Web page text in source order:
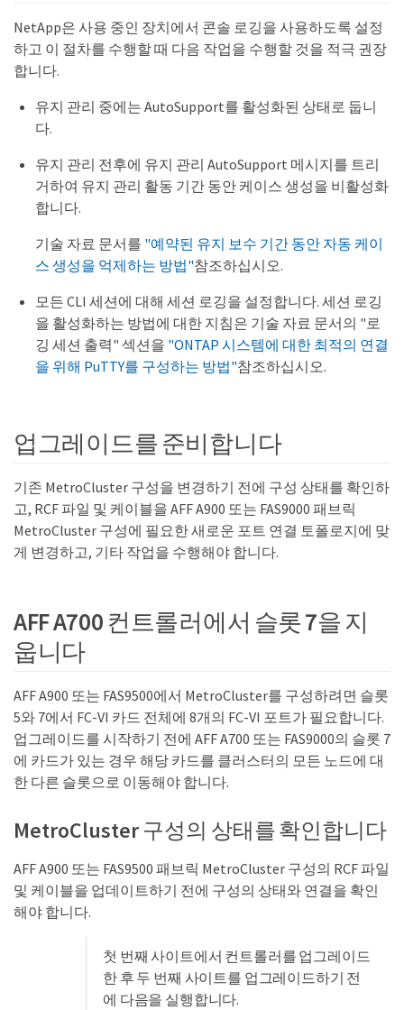
NetApp은 사용 중인 장치에서 콘솔 로깅을 사용하도록 설정
하고 이 절차를 수행할 때 다음 작업을 수행할 것을 적극 권장
합니다.
유지 관리 중에는 AutoSupport를 활성화된 상태로 둡니
다.
유지 관리 전후에 유지 관리 AutoSupport 메시지를 트리
거하여 유지 관리 활동 기간 동안 케이스 생성을 비활성화
합니다.
기술 자료 문서를 "예약된 유지 보수 기간 동안 자동 케이
스 생성을 억제하는 방법"참조하십시오.
모든 CLI 세션에 대해 세션 로깅을 설정합니다. 세션 로깅
을 활성화하는 방법에 대한 지침은 기술 자료 문서의 "로
깅 세션 출력" 섹션을 "ONTAP 시스템에 대한 최적의 연결
을 위해 PuTTY를 구성하는 방법"참조하십시오.
업그레이드를 준비합니다
기존 MetroCluster 구성을 변경하기 전에 구성 상태를 확인하
고, RCF 파일 및 케이블을 AFF A900 또는 FAS9000 패브릭
MetroCluster 구성에 필요한 새로운 포트 연결 토폴로지에 맞
게 변경하고, 기타 작업을 수행해야 합니다.
AFF A700 컨트롤러에서 슬롯 7을 지
웁니다
AFF A900 또는 FAS9500에서 MetroCluster를 구성하려면 슬롯
5와 7에서 FC-VI 카드 전체에 8개의 FC-VI 포트가 필요합니다.
업그레이드를 시작하기 전에 AFF A700 또는 FAS9000의 슬롯 7
에 카드가 있는 경우 해당 카드를 클러스터의 모든 노드에 대
한 다른 슬롯으로 이동해야 합니다.
MetroCluster 구성의 상태를 확인합니다
AFF A900 또는 FAS9500 패브릭 MetroCluster 구성의 RCF 파일
및 케이블을 업데이트하기 전에 구성의 상태와 연결을 확인
해야 합니다.
첫 번째 사이트에서 컨트롤러를 업그레이드
한 후 두 번째 사이트를 업그레이드하기 전
에 다음을 실행합니다.